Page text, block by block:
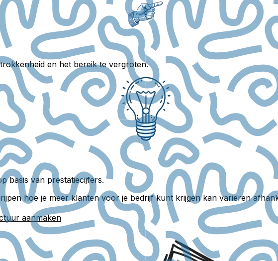
en het bereik te vergroten.
basis van prestatiecijfers.
hoe je meer klanten voor je bedrijf kunt krijgen kan variëren
aanmaken